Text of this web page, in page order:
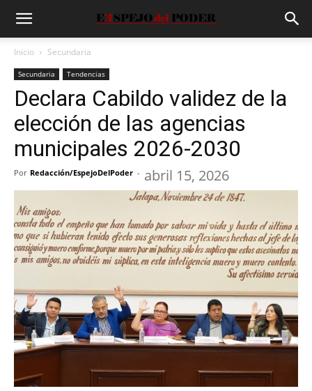
Inicio Secundaria
Secundaria Tendencias
Declara Cabildo validez de la
elección de las agencias
municipales 2026-2030
Por Redacción/EspejoDelPoder - abril 15, 2026